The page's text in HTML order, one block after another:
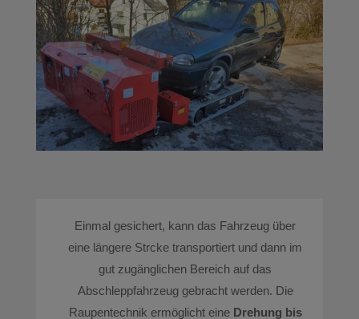
Einmal gesichert, kann das Fahrzeug über
eine längere Strcke transportiert und dann im
gut zugänglichen Bereich auf das
Abschleppfahrzeug gebracht werden. Die
Raupentechnik ermöglicht eine Drehung bis